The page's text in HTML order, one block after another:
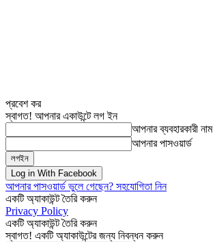
প্রবেশ কর
স্বাগত! আপনার একাউন্টে লগ ইন
আপনার ব্যবহারকারী নাম
আপনার পাসওয়ার্ড
Log in With Facebook
আপনার পাসওয়ার্ড ভুলে গেছেন? সহযোগিতা নিন
একটি অ্যাকাউন্ট তৈরি করুন
Privacy Policy
একটি অ্যাকাউন্ট তৈরি করুন
স্বাগত! একটি অ্যাকাউন্টের জন্য নিবন্ধন করুন